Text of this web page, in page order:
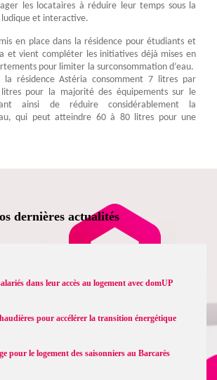
les locataires à réduire leur temps sous la
et interactive.
en place dans la résidence pour étudiants et
et vient compléter les initiatives déjà mises en
pour limiter la surconsommation d’eau.
la résidence Astéria consomment 7 litres par
pour la majorité des équipements sur le
ainsi de réduire considérablement la
qui peut atteindre 60 à 80 litres pour une
dernières actualités
dans leur accès au logement avec domUP
pour accélérer la transition énergétique
pour le logement des saisonniers au Barcarès